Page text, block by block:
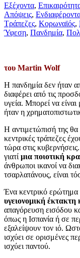
Εξέχοντα,
Απόψεις,
Τράπεζες, Κορωναϊός,
Ύφεση, Πανδημία,
του Martin Wolf
Η πανδημία δεν ήταν
διαφέρει από τις
υγεία. Μπορεί να είναι
ήταν η
Η αντιμετώπισή της θα
κεντρικές τράπεζες
τώρα στις
γιατί μια ποιοτική
άνθρωποι ικανοί να
τσαρλατάνους, είναι
Ένα κεντρικό ερώτημα
υγειονομική
απαγόρευση εισόδου
όπως η Ισπανία ή σε
εξαλείψουν τον ιό.
ισχύει σε ορισμένες
ισχύει παντού.